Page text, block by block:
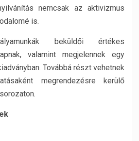
nemcsak az aktivizmus
is.
beküldői értékes
valamint megjelennek egy
Továbbá részt vehetnek
megrendezésre kerülő